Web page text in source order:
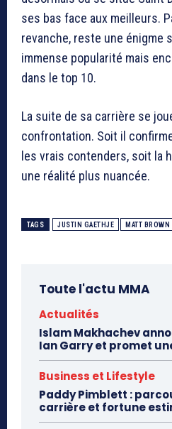
ses bas face aux meilleurs.
revanche, reste une énigme
immense popularité mais
dans le top 10.
La suite de sa carrière se
confrontation. Soit il
les vrais contenders, soit la
une réalité plus nuancée.
TAGS JUSTIN GAETHJE MATT BROWN
Toute l'actu MMA
Actualités
Islam Makhachev
Ian Garry et promet
Business et Lifestyle
Paddy Pimblett :
carrière et fortune